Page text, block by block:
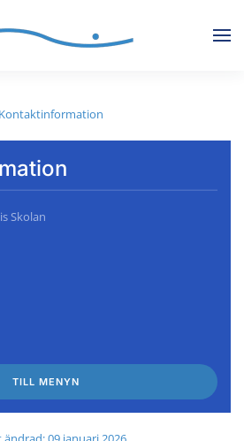
Kontaktinformation
Skolan
TILL MENYN